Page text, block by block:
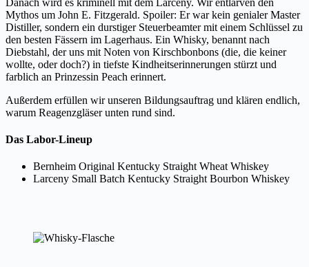
Mythos um John E. Fitzgerald. Spoiler: Er war kein genialer Master
Distiller, sondern ein durstiger Steuerbeamter mit einem Schlüssel zu
den besten Fässern im Lagerhaus. Ein Whisky, benannt nach
Diebstahl, der uns mit Noten von Kirschbonbons (die, die keiner
wollte, oder doch?) in tiefste Kindheitserinnerungen stürzt und
farblich an Prinzessin Peach erinnert.
Außerdem erfüllen wir unseren Bildungsauftrag und klären endlich,
warum Reagenzgläser unten rund sind.
Das Labor-Lineup
Bernheim Original Kentucky Straight Wheat Whiskey
Larceny Small Batch Kentucky Straight Bourbon Whiskey